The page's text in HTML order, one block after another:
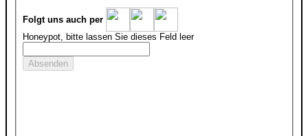
Folgt uns auch per
Honeypot, bitte lassen Sie dieses Feld leer